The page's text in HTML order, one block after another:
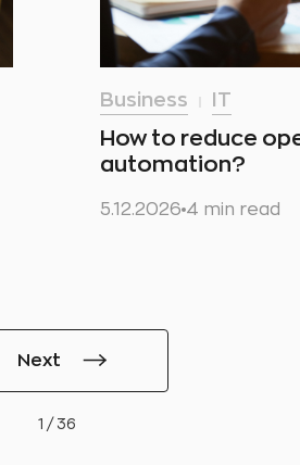
Business IT
How to reduce
automation?
5.12.2026 4 min read
Next
1 / 36